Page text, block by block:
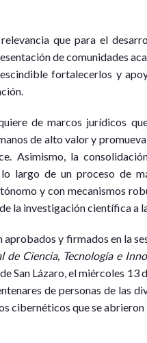
que para el
de comunidades
fortalecerlos y
de marcos jurídicos
de alto valor y
Asimismo, la
largo de un proceso de
y con mecanismos
la investigación científica a
y firmados en la
de Ciencia, Tecnología e
San Lázaro, el miércoles 13
de personas de las
cibernéticos que se